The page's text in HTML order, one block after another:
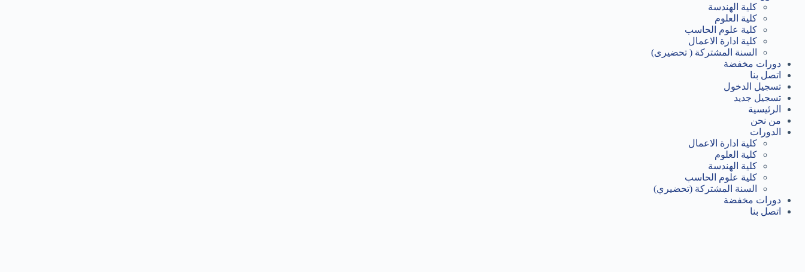
كلية الهندسة
كلية العلوم
كلية علوم الحاسب
كلية ادارة الاعمال
السنة المشتركة ( تحضيرى)
دورات مخفضة
اتصل بنا
تسجيل الدخول
تسجيل جديد
الرئيسية
من نحن
الدورات
كلية ادارة الاعمال
كلية العلوم
كلية الهندسة
كلية علوم الحاسب
السنة المشتركة (تحضيري)
دورات مخفضة
اتصل بنا